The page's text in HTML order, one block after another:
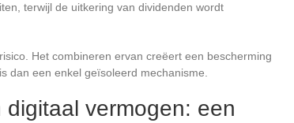
terwijl de uitkering van dividenden wordt
Het combineren ervan creëert een bescherming
dan een enkel geïsoleerd mechanisme.
vermogen: een